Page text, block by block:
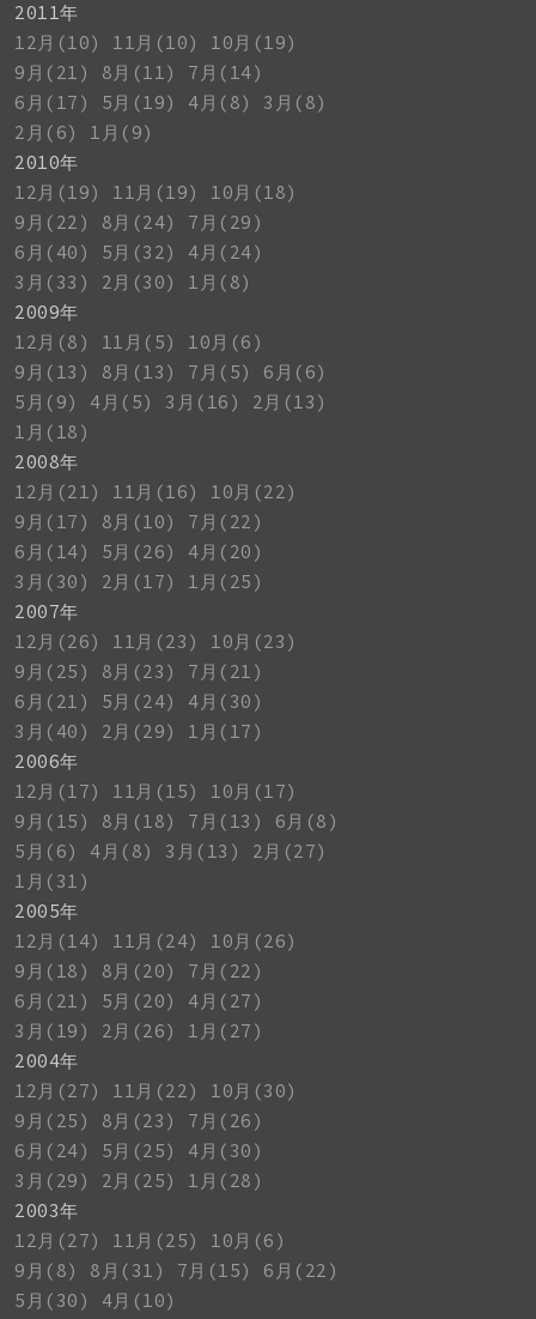
2011年
12月(10)
11月(10)
10月(19)
9月(21)
8月(11)
7月(14)
6月(17)
5月(19) 4月(8)
3月(8)
2月(6)
1月(9)
2010年
12月(19)
11月(19)
10月(18)
9月(22)
8月(24)
7月(29)
6月(40)
5月(32)
4月(24)
3月(33)
2月(30)
1月(8)
2009年
12月(8)
11月(5)
10月(6)
9月(13)
8月(13) 7月(5)
6月(6)
5月(9)
4月(5) 3月(16)
2月(13)
1月(18)
2008年
12月(21)
11月(16)
10月(22)
9月(17)
8月(10)
7月(22)
6月(14)
5月(26)
4月(20)
3月(30)
2月(17)
1月(25)
2007年
12月(26)
11月(23)
10月(23)
9月(25)
8月(23)
7月(21)
6月(21)
5月(24)
4月(30)
3月(40)
2月(29)
1月(17)
2006年
12月(17)
11月(15)
10月(17)
9月(15)
8月(18) 7月(13)
6月(8)
5月(6)
4月(8) 3月(13)
2月(27)
1月(31)
2005年
12月(14)
11月(24)
10月(26)
9月(18)
8月(20)
7月(22)
6月(21)
5月(20)
4月(27)
3月(19)
2月(26)
1月(27)
2004年
12月(27)
11月(22)
10月(30)
9月(25)
8月(23)
7月(26)
6月(24)
5月(25)
4月(30)
3月(29)
2月(25)
1月(28)
2003年
12月(27)
11月(25)
10月(6)
9月(8)
8月(31) 7月(15)
6月(22)
5月(30)
4月(10)